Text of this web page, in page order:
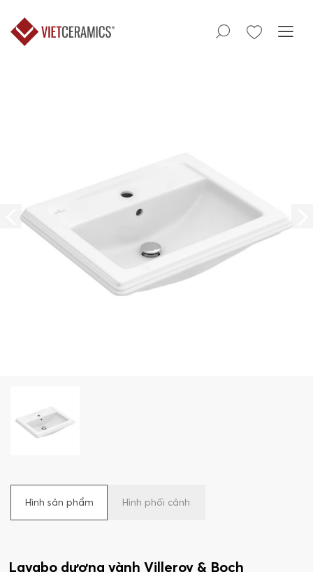
Hình sản phẩm Hình phối cảnh
Lavabo dương vành Villeroy & Boch